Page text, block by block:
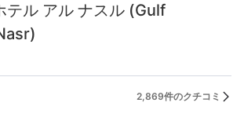
テル アル ナスル (Gulf
2,869件のクチコミ